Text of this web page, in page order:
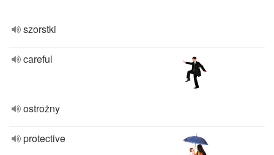
szorstki
careful
ostrożny
protective